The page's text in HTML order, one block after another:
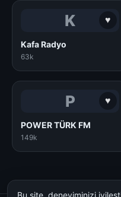
♥
K
Kafa Radyo
63k
♥
P
POWER TÜRK FM
149k
Bu site, deneyiminizi